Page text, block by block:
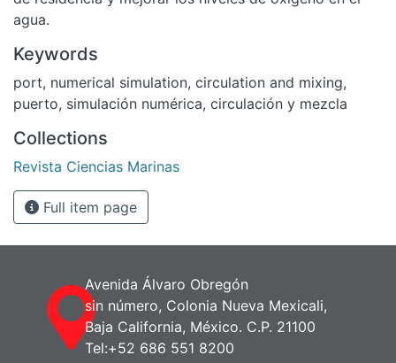
agua.
Keywords
port, numerical simulation, circulation and mixing,
puerto, simulación numérica, circulación y mezcla
Collections
Revista Ciencias Marinas
Full item page
Avenida Álvaro Obregón
sin número, Colonia Nueva Mexicali,
Baja California, México. C.P. 21100
Tel:+52 686 551 8200